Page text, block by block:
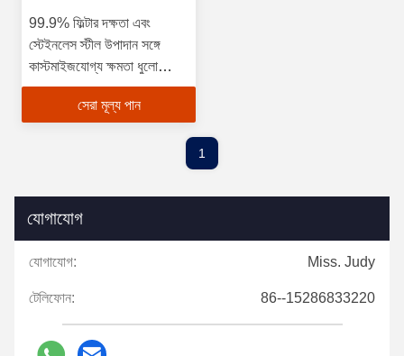
99.9% ফিল্টার দক্ষতা এবং
স্টেইনলেস স্টীল উপাদান সঙ্গে
কাস্টমাইজযোগ্য ক্ষমতা ধুলো
অপসারণ সরঞ্জাম
সেরা মূল্য পান
1
যোগাযোগ
যোগাযোগ: Miss. Judy
টেলিফোন: 86--15286833220